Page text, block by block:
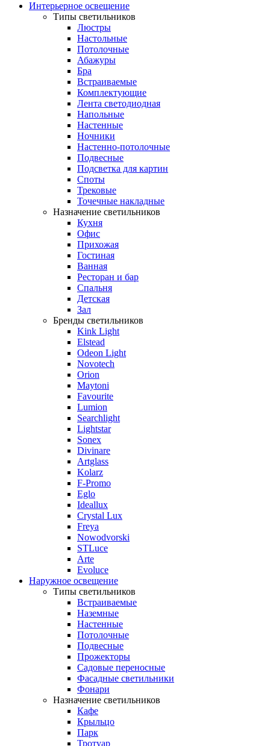
Интерьерное освещение
Типы светильников
Люстры
Настольные
Потолочные
Абажуры
Бра
Встраиваемые
Комплектующие
Лента светодиодная
Напольные
Настенные
Ночники
Настенно-потолочные
Подвесные
Подсветка для картин
Споты
Трековые
Точечные накладные
Назначение светильников
Кухня
Офис
Прихожая
Гостиная
Ванная
Ресторан и бар
Спальня
Детская
Зал
Бренды светильников
Kink Light
Elstead
Odeon Light
Novotech
Orion
Maytoni
Favourite
Lumion
Searchlight
Lightstar
Sonex
Divinare
Artglass
Kolarz
F-Promo
Eglo
Ideallux
Crystal Lux
Freya
Nowodvorski
STLuce
Arte
Evoluce
Наружное освещение
Типы светильников
Встраиваемые
Наземные
Настенные
Потолочные
Подвесные
Прожекторы
Садовые переносные
Фасадные светильники
Фонари
Назначение светильников
Кафе
Крыльцо
Парк
Тротуар